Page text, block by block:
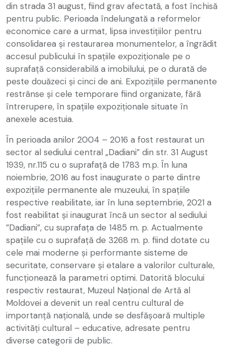
din strada 31 august, fiind grav afectată, a fost închisă
pentru public. Perioada îndelungată a reformelor
economice care a urmat, lipsa investițiilor pentru
consolidarea și restaurarea monumentelor, a îngrădit
accesul publicului în spațiile expoziționale pe o
suprafață considerabilă a imobilului, pe o durată de
peste douăzeci și cinci de ani. Expozițiile permanente
restrânse și cele temporare fiind organizate, fără
întrerupere, în spațiile expoziționale situate în
anexele acestuia.
În perioada anilor 2004 – 2016 a fost restaurat un
sector al sediului central „Dadiani” din str. 31 August
1939, nr.115 cu o suprafață de 1783 m.p. În luna
noiembrie, 2016 au fost inaugurate o parte dintre
expozițiile permanente ale muzeului, în spațiile
respective reabilitate, iar în luna septembrie, 2021 a
fost reabilitat și inaugurat încă un sector al sediului
”Dadiani”, cu suprafața de 1485 m. p. Actualmente
spațiile cu o suprafață de 3268 m. p. fiind dotate cu
cele mai moderne și performante sisteme de
securitate, conservare și etalare a valorilor culturale,
funcționează la parametri optimi. Datorită blocului
respectiv restaurat, Muzeul Național de Artă al
Moldovei a devenit un real centru cultural de
importanță națională, unde se desfășoară multiple
activități cultural – educative, adresate pentru
diverse categorii de public.